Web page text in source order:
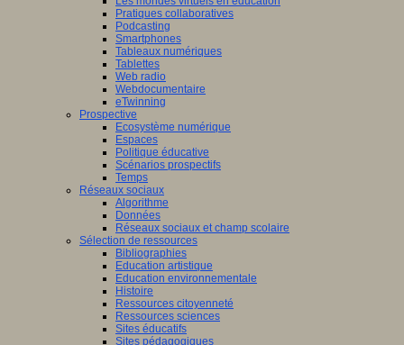
Pratiques collaboratives
Podcasting
Smartphones
Tableaux numériques
Tablettes
Web radio
Webdocumentaire
eTwinning
Prospective
Ecosystème numérique
Espaces
Politique éducative
Scénarios prospectifs
Temps
Réseaux sociaux
Algorithme
Données
Réseaux sociaux et champ scolaire
Sélection de ressources
Bibliographies
Education artistique
Education environnementale
Histoire
Ressources citoyenneté
Ressources sciences
Sites éducatifs
Sites pédagogiques